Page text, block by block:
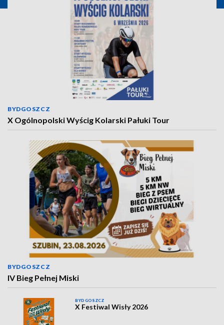
BYDGOSZCZ
X Ogólnopolski Wyścig Kolarski Pałuki Tour
BYDGOSZCZ
IV Bieg Pełnej Miski
BYDGOSZCZ
X Festiwal Wisły 2026